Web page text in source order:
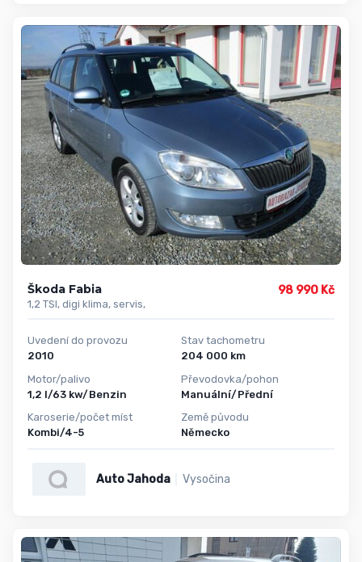
Škoda Fabia
1,2 TSI, digi klima, servis,
98 990 Kč
Uvedení do provozu
2010
Motor/palivo
1,2 l/63 kw/Benzin
Karoserie/počet míst
Kombi/4-5
Stav tachometru
204 000 km
Převodovka/pohon
Manuální/Přední
Země původu
Německo
Auto Jahoda Vysočina